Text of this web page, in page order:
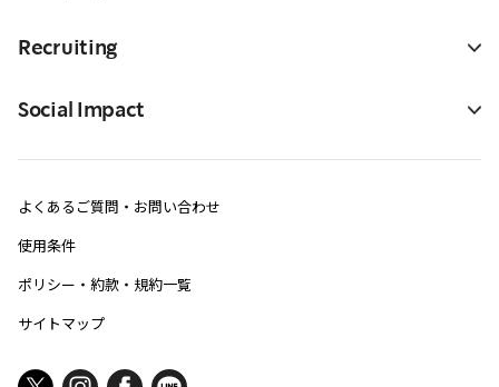
Recruiting
Social Impact
よくあるご質問・お問い合わせ
使用条件
ポリシー・約款・規約一覧
サイトマップ